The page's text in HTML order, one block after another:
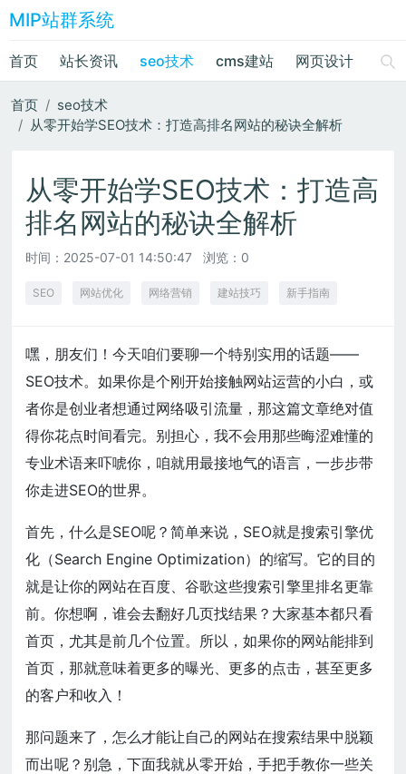
MIP站群系统
首页 站长资讯 seo技术 cms建站 网页设计 绘
首页
seo技术
从零开始学SEO技术：打造高排名网站的秘诀全解析
从零开始学SEO技术：打造高
排名网站的秘诀全解析
时间： 2025-07-01 14:50:47 浏览：0
SEO 网站优化 网络营销 建站技巧 新手指南
嘿，朋友们！今天咱们要聊一个特别实用的话题——
SEO技术。如果你是个刚开始接触网站运营的小白，或
者你是创业者想通过网络吸引流量，那这篇文章绝对值
得你花点时间看完。别担心，我不会用那些晦涩难懂的
专业术语来吓唬你，咱就用最接地气的语言，一步步带
你走进SEO的世界。
首先，什么是SEO呢？简单来说，SEO就是搜索引擎优
化（Search Engine Optimization）的缩写。它的目的
就是让你的网站在百度、谷歌这些搜索引擎里排名更靠
前。你想啊，谁会去翻好几页找结果？大家基本都只看
首页，尤其是前几个位置。所以，如果你的网站能排到
首页，那就意味着更多的曝光、更多的点击，甚至更多
的客户和收入！
那问题来了，怎么才能让自己的网站在搜索结果中脱颖
而出呢？别急，下面我就从零开始，手把手教你一些关